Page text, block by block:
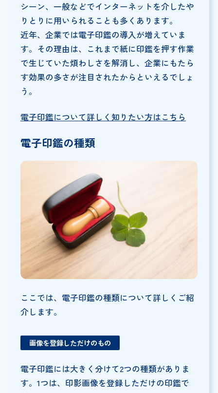
シーン、一般などでインターネットを介したや
りとりに用いられることも多くあります。
近年、企業では電子印鑑の導入が増えていま
す。その理由は、これまで紙に印鑑を押す作業
で生じていた煩わしさを解消し、企業にもたら
す効果の多さが注目されたからといえるでしょ
う。
電子印鑑について詳しく知りたい方はこちら
電子印鑑の種類
ここでは、電子印鑑の種類について詳しくご紹
介します。
画像を登録しただけのもの
電子印鑑には大きく分けて2つの種類がありま
す。1つは、印影画像を登録しただけの印鑑で